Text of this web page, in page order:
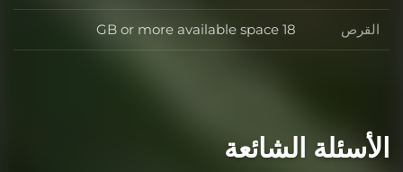
القرص القرص
18 GB or more available space
الأسئلة الشائعة